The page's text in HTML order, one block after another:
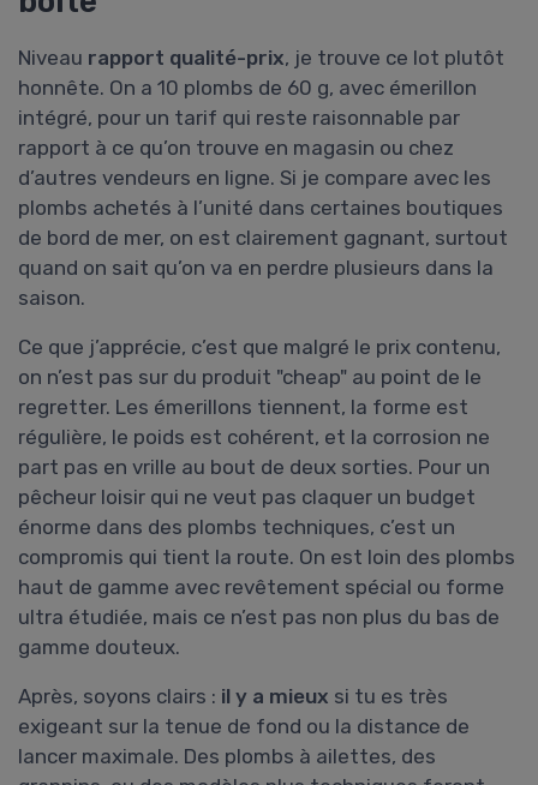
Niveau rapport qualité-prix, je trouve ce lot plutôt
honnête. On a 10 plombs de 60 g, avec émerillon
intégré, pour un tarif qui reste raisonnable par
rapport à ce qu’on trouve en magasin ou chez
d’autres vendeurs en ligne. Si je compare avec les
plombs achetés à l’unité dans certaines boutiques
de bord de mer, on est clairement gagnant, surtout
quand on sait qu’on va en perdre plusieurs dans la
saison.
Ce que j’apprécie, c’est que malgré le prix contenu,
on n’est pas sur du produit "cheap" au point de le
regretter. Les émerillons tiennent, la forme est
régulière, le poids est cohérent, et la corrosion ne
part pas en vrille au bout de deux sorties. Pour un
pêcheur loisir qui ne veut pas claquer un budget
énorme dans des plombs techniques, c’est un
compromis qui tient la route. On est loin des plombs
haut de gamme avec revêtement spécial ou forme
ultra étudiée, mais ce n’est pas non plus du bas de
gamme douteux.
Après, soyons clairs : il y a mieux si tu es très
exigeant sur la tenue de fond ou la distance de
lancer maximale. Des plombs à ailettes, des